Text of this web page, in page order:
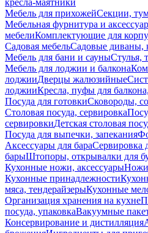
кресла-маятники
Мебель для прихожейСекции,
Мебельная фурнитура и
мебелиКомплектующие для
Садовая мебельСадовые диваны,
Мебель для бани и сауныСтулья,
Мебель для лоджии и балкона
лоджииДверцы жалюзийные
лоджииКресла, пуфы для
Посуда для готовкиСковороды,
Столовая посуда, сервировка
сервировкиДетская столовая
Посуда для выпечки, запекания
Аксессуары для бараСервировка
барыШтопоры, открывалки для
Кухонные ножи, аксессуарыНожи
Кухонные принадлежности
мяса, тендерайзерыКухонные
Организация хранения на кухне
посуда, упаковкаВакуумные
Консервирование и дистилляция